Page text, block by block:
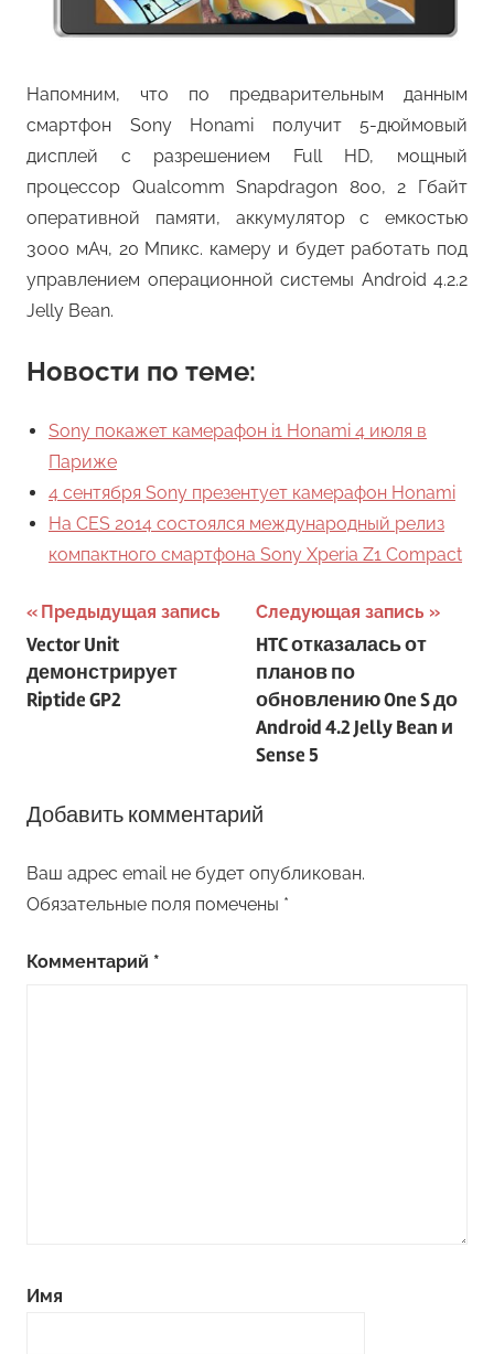
Напомним, что по предварительным данным
смартфон Sony Honami получит 5-дюймовый
дисплей с разрешением Full HD, мощный
процессор Qualcomm Snapdragon 800, 2 Гбайт
оперативной памяти, аккумулятор с емкостью
3000 мАч, 20 Мпикс. камеру и будет работать под
управлением операционной системы Android 4.2.2
Jelly Bean.
Новости по теме:
Sony покажет камерафон i1 Honami 4 июля в
Париже
4 сентября Sony презентует камерафон Honami
На CES 2014 состоялся международный релиз
компактного смартфона Sony Xperia Z1 Compact
Навигация
по
записям
Предыдущая запись
Vector Unit
демонстрирует
Riptide GP2
Следующая запись
HTC отказалась от
планов по
обновлению One S до
Android 4.2 Jelly Bean и
Sense 5
Добавить комментарий
Ваш адрес email не будет опубликован.
Обязательные поля помечены *
Комментарий *
Имя